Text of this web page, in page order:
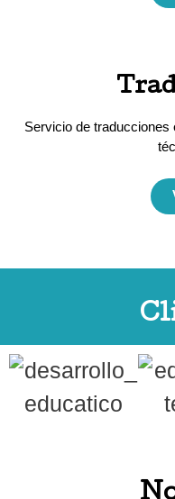
Servicio de traducciones